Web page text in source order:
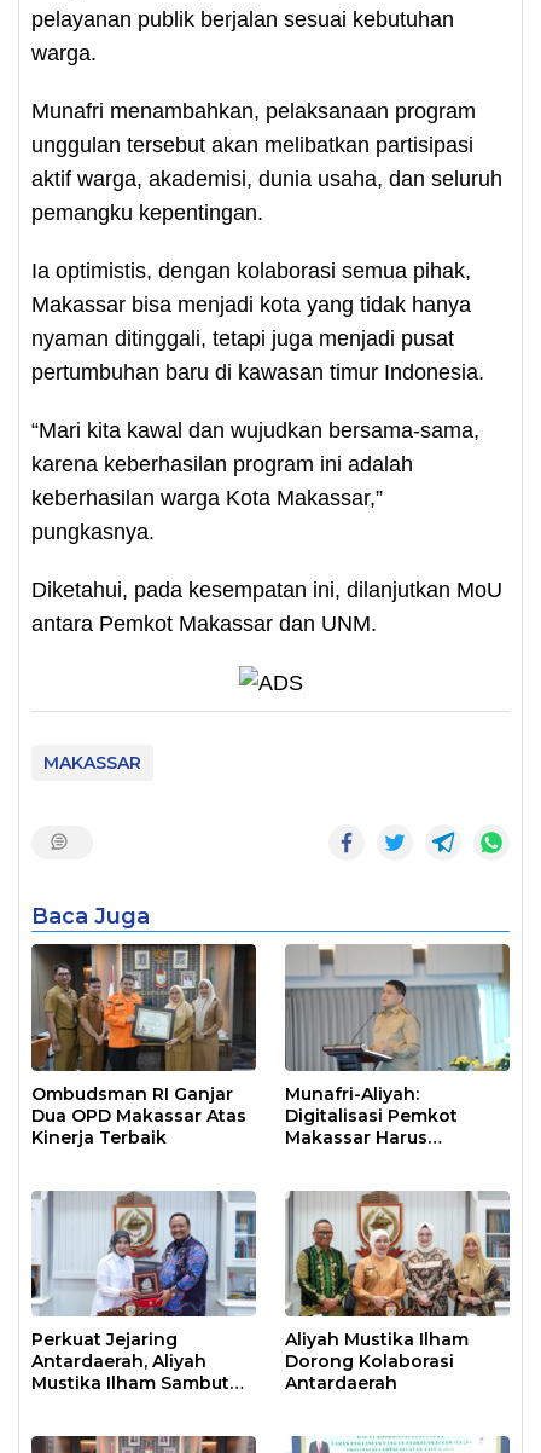
pelayanan publik berjalan sesuai kebutuhan
warga.
Munafri menambahkan, pelaksanaan program
unggulan tersebut akan melibatkan partisipasi
aktif warga, akademisi, dunia usaha, dan seluruh
pemangku kepentingan.
Ia optimistis, dengan kolaborasi semua pihak,
Makassar bisa menjadi kota yang tidak hanya
nyaman ditinggali, tetapi juga menjadi pusat
pertumbuhan baru di kawasan timur Indonesia.
“Mari kita kawal dan wujudkan bersama-sama,
karena keberhasilan program ini adalah
keberhasilan warga Kota Makassar,”
pungkasnya.
Diketahui, pada kesempatan ini, dilanjutkan MoU
antara Pemkot Makassar dan UNM.
MAKASSAR
Baca Juga
Ombudsman RI Ganjar
Dua OPD Makassar Atas
Kinerja Terbaik
Munafri-Aliyah:
Digitalisasi Pemkot
Makassar Harus
Perkuat Jejaring
Antardaerah, Aliyah
Mustika Ilham Sambut
Aliyah Mustika Ilham
Dorong Kolaborasi
Antardaerah